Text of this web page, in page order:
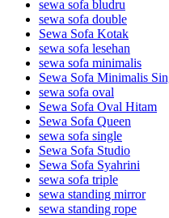
sewa sofa bludru
sewa sofa double
Sewa Sofa Kotak
sewa sofa lesehan
sewa sofa minimalis
Sewa Sofa Minimalis
sewa sofa oval
Sewa Sofa Oval Hitam
Sewa Sofa Queen
sewa sofa single
Sewa Sofa Studio
Sewa Sofa Syahrini
sewa sofa triple
sewa standing mirror
sewa standing rope